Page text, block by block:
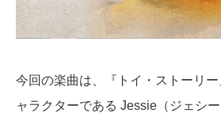
今回の楽曲は、『トイ・ストーリ
ャラクターである Jessie （ジェシ